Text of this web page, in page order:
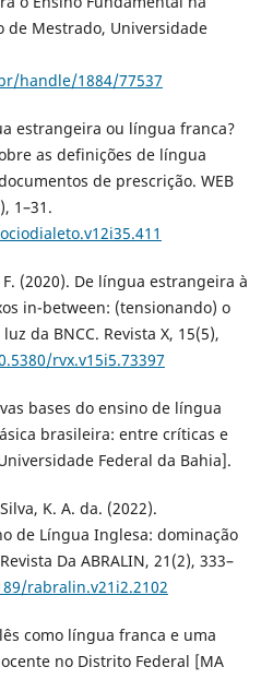
de Mestrado, Universidade
handle/1884/77537
estrangeira ou língua franca?
as definições de língua
de prescrição. WEB
1–31.
F. (2020). De língua estrangeira à
in-between: (tensionando) o
da BNCC. Revista X, 15(5),
rvx.v15i5.73397
bases do ensino de língua
brasileira: entre críticas e
Federal da Bahia].
K. A. da. (2022).
de Língua Inglesa: dominação
Da ABRALIN, 21(2), 333–
rabralin.v21i2.2102
como língua franca e uma
no Distrito Federal [MA